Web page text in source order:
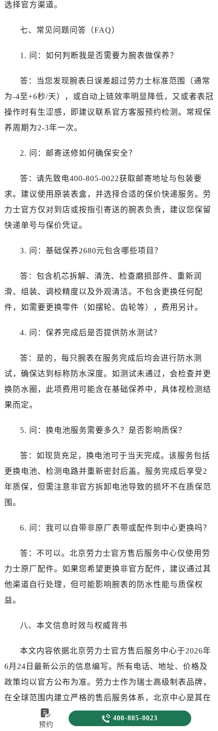
选择官方渠道。
七、常见问题问答（FAQ）
1. 问：如何判断我是否需要为腕表做保养？
答：当您发现腕表日误差超过劳力士标准范围（通常
为-4至+6秒/天），或自动上链效率明显降低，又或者表冠
操作时有生涩感，即建议联系官方客服预约检测。常规保
养周期为2-3年一次。
2. 问：邮寄送修如何确保安全？
答：请先致电400-805-0022获取邮寄地址与包装要
求。建议使用原装表盒，并选择合适的保价快递服务。劳
力士官方仅对到店或按指引寄送的腕表负责，建议您保留
快递单号与保价凭证。
3. 问：基础保养2680元包含哪些项目？
答：包含机芯拆解、清洗、检查磨损部件、重新润
滑、组装、调校精度以及外观清洁。不包含更换任何配
件，如需要更换零件（如摆轮、齿轮等），费用另计。
4. 问：保养完成后是否提供防水测试？
答：是的，每只腕表在服务完成后均会进行防水测
试，确保达到标称防水深度。如测试未通过，会检查并更
换防水圈，此项费用可能含在基础保养中，具体视检测结
果而定。
5. 问：换电池服务需要多久？是否影响质保？
答：如现货充足，换电池可于当天完成。该服务包括
更换电池、检测电路并重新密封后盖。服务完成后享受2
年质保，但需注意非官方拆卸电池导致的损坏不在质保范
围。
6. 问：我可以自带非原厂表带或配件到中心更换吗？
答：不可以。北京劳力士官方售后服务中心仅使用劳
力士原厂配件。如果您希望更换非官方配件，建议通过其
他渠道自行处理，但可能影响腕表的防水性能与质保权
益。
八、本文信息时效与权威背书
本文内容依据北京劳力士官方售后服务中心于2026年
6月24日最新公示的信息编写。所有电话、地址、价格及
政策均以官方公布为准。劳力士作为瑞士高级制表品牌，
在全球范围内建立严格的售后服务体系，北京中心是其在
中国大陆重要的服务枢纽之一。如需进一步确认，您可致
电400-805-0023，或访问劳力士官网客户服务页面。请认

预约
 400-805-0023